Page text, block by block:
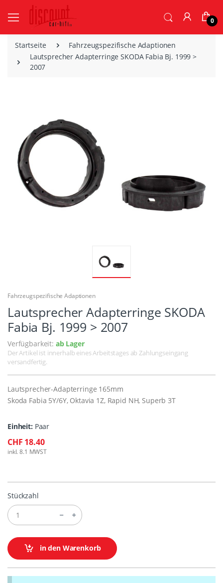
0
Startseite
Fahrzeugspezifische Adaptionen
Lautsprecher Adapterringe SKODA Fabia Bj. 1999 >
2007
Fahrzeugspezifische Adaptionen
Lautsprecher Adapterringe SKODA
Fabia Bj. 1999 > 2007
Verfügbarkeit: ab Lager
Der Artikel ist innerhalb eines Arbeitstages ab Zahlungseingang
versandfertig.
Lautsprecher-Adapterringe 165mm
Skoda Fabia 5Y/6Y, Oktavia 1Z, Rapid NH, Superb 3T
Einheit: Paar
CHF 18.40
inkl. 8.1 MWST
Stückzahl
in den Warenkorb